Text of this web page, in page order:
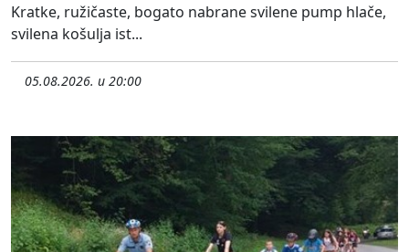
Kratke, ružičaste, bogato nabrane svilene pump hlače,
svilena košulja ist...
05.08.2026. u 20:00